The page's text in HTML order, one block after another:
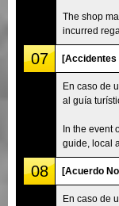
The shop
incurred
07 [Accidentes
En caso de
al guía
In the event
guide, local
08 [Acuerdo
En caso de